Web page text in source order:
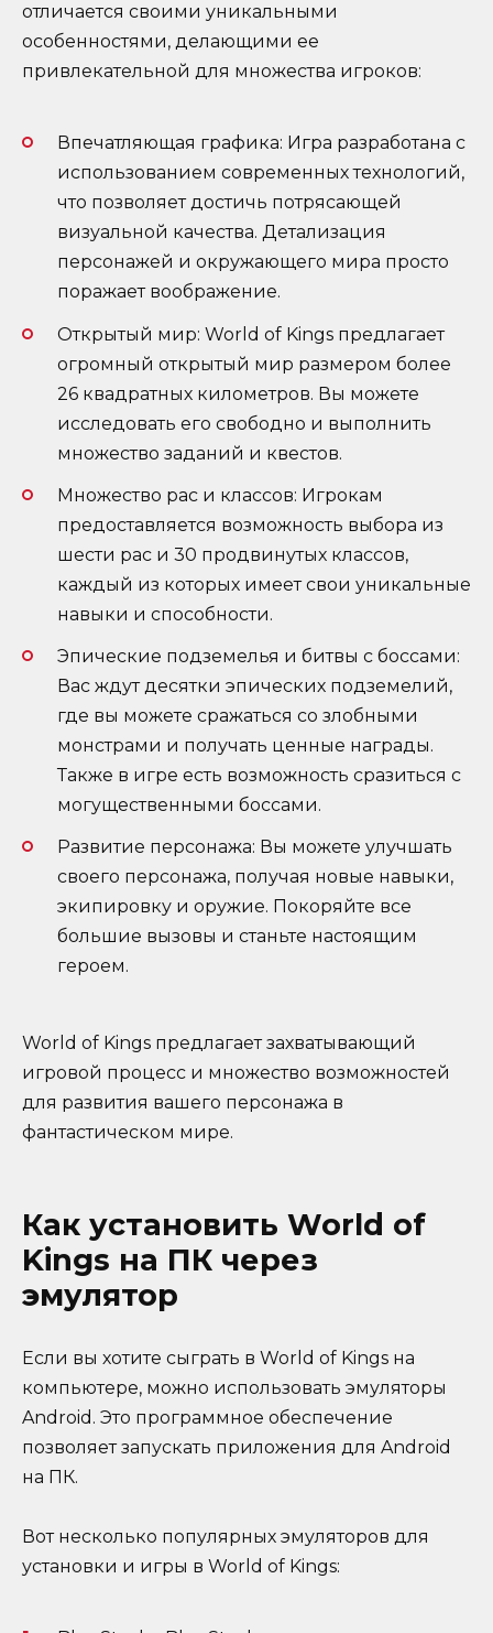
отличается своими уникальными
особенностями, делающими ее
привлекательной для множества игроков:
Впечатляющая графика: Игра разработана с
использованием современных технологий,
что позволяет достичь потрясающей
визуальной качества. Детализация
персонажей и окружающего мира просто
поражает воображение.
Открытый мир: World of Kings предлагает
огромный открытый мир размером более
26 квадратных километров. Вы можете
исследовать его свободно и выполнить
множество заданий и квестов.
Множество рас и классов: Игрокам
предоставляется возможность выбора из
шести рас и 30 продвинутых классов,
каждый из которых имеет свои уникальные
навыки и способности.
Эпические подземелья и битвы с боссами:
Вас ждут десятки эпических подземелий,
где вы можете сражаться со злобными
монстрами и получать ценные награды.
Также в игре есть возможность сразиться с
могущественными боссами.
Развитие персонажа: Вы можете улучшать
своего персонажа, получая новые навыки,
экипировку и оружие. Покоряйте все
большие вызовы и станьте настоящим
героем.
World of Kings предлагает захватывающий
игровой процесс и множество возможностей
для развития вашего персонажа в
фантастическом мире.
Как установить World of
Kings на ПК через
эмулятор
Если вы хотите сыграть в World of Kings на
компьютере, можно использовать эмуляторы
Android. Это программное обеспечение
позволяет запускать приложения для Android
на ПК.
Вот несколько популярных эмуляторов для
установки и игры в World of Kings: